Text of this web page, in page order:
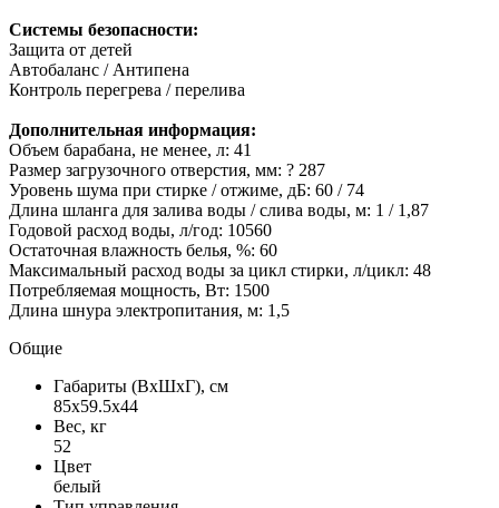
Системы безопасности:
Защита от детей
Автобаланс / Антипена
Контроль перегрева / перелива
Дополнительная информация:
Объем барабана, не менее, л: 41
Размер загрузочного отверстия, мм: ? 287
Уровень шума при стирке / отжиме, дБ: 60 / 74
Длина шланга для залива воды / слива воды, м: 1 / 1,87
Годовой расход воды, л/год: 10560
Остаточная влажность белья, %: 60
Максимальный расход воды за цикл стирки, л/цикл: 48
Потребляемая мощность, Вт: 1500
Длина шнура электропитания, м: 1,5
Общие
Габариты (ВxШxГ), см
85x59.5x44
Вес, кг
52
Цвет
белый